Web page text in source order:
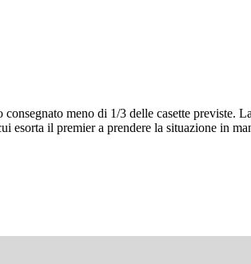
consegnato meno di 1/3 delle casette previste.
esorta il premier a prendere la situazione in